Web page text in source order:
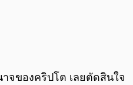
จของคริปโต เลยตัดสินใจ